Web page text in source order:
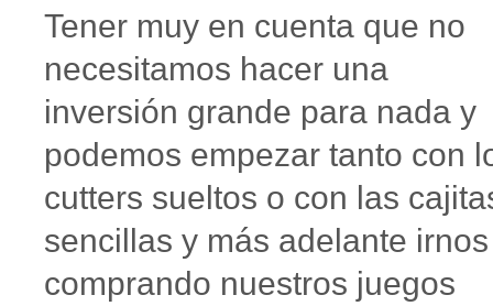
Tener muy en cuenta que no
necesitamos hacer una
inversión grande para nada y
podemos empezar tanto con
cutters sueltos o con las
sencillas y más adelante irnos
comprando nuestros juegos